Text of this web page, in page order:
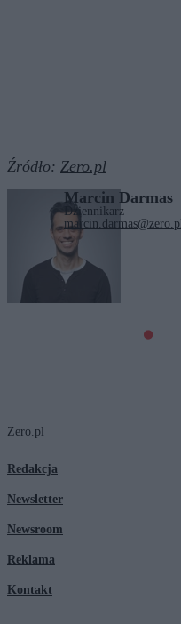
Źródło: Zero.pl
Marcin Darmas
Dziennikarz
marcin.darmas@zero.pl
Tagi: Stany Zjednoczone
Zero.pl
Redakcja
Newsletter
Newsroom
Reklama
Kontakt